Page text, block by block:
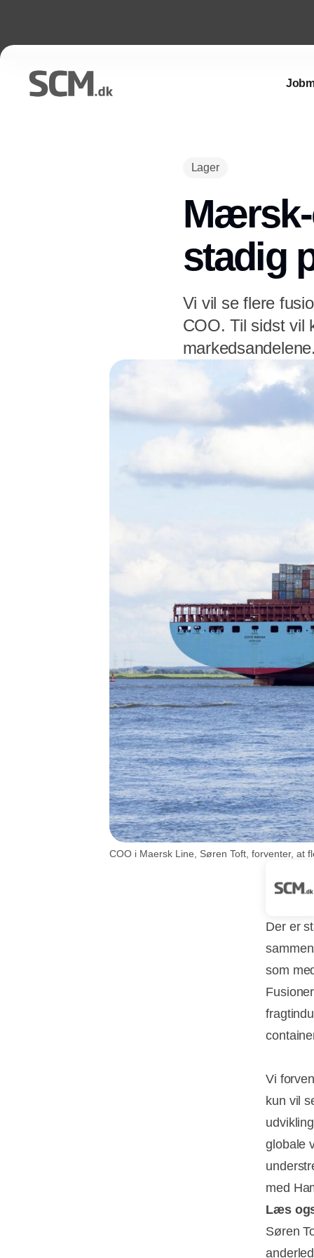
Lager
stadig
Vi vil se flere
COO. Til sidst vil
COO i Maersk Line, Søren Toft, forventer, at
Der er
som
Vi
kun vil
globale
med
Læs
Søren